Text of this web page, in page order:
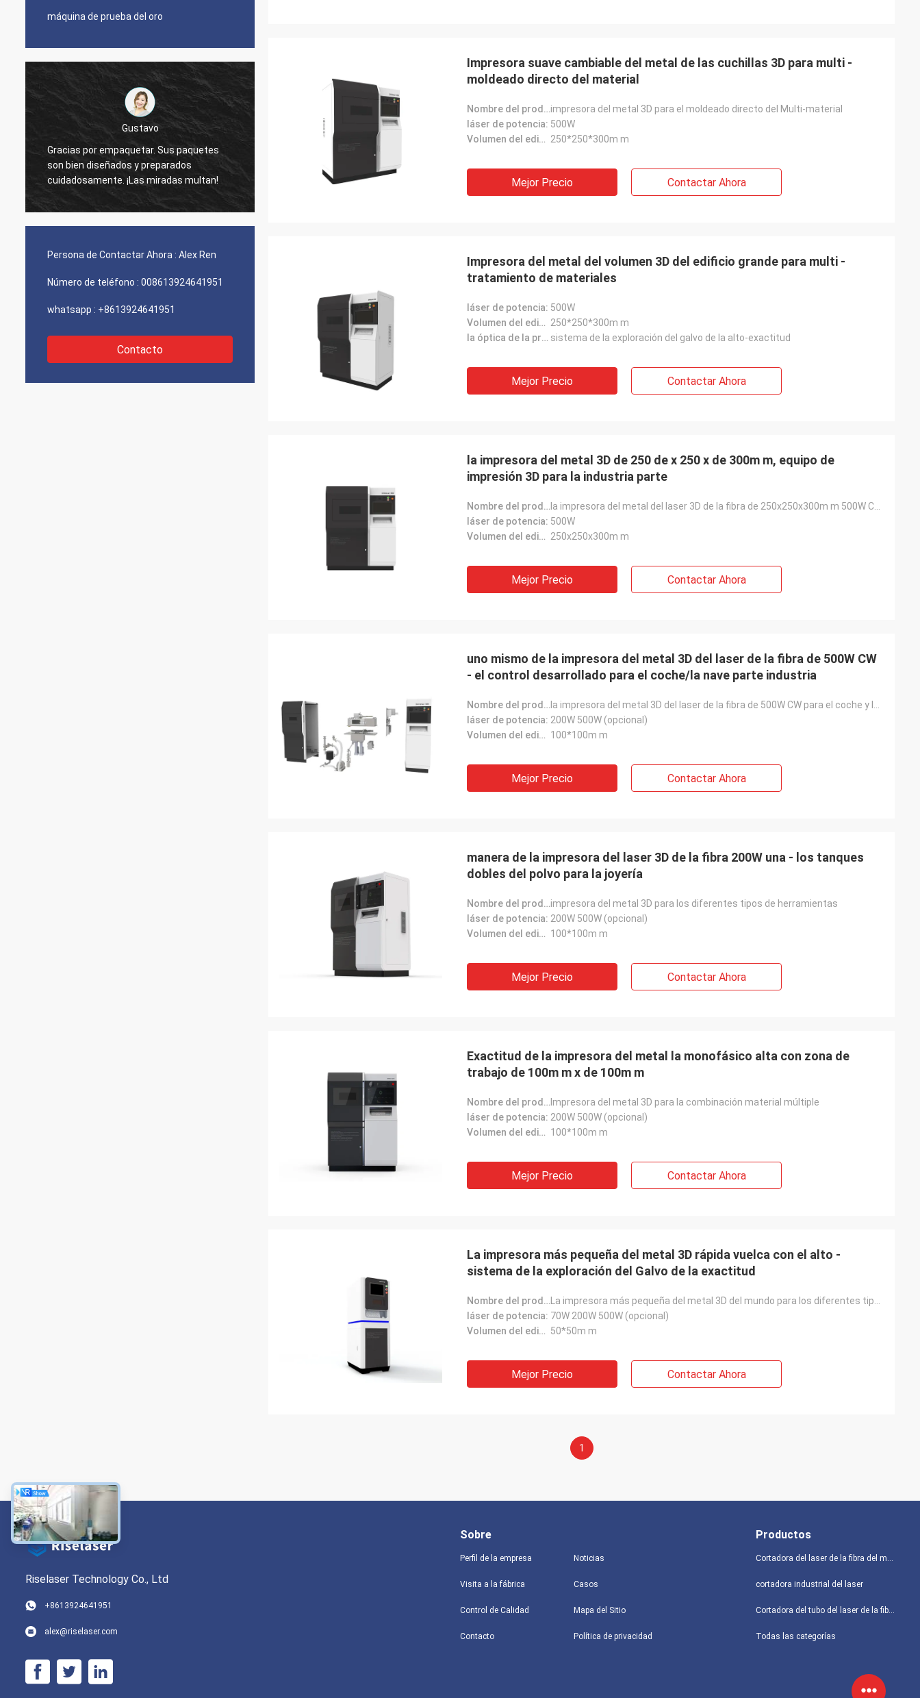
máquina de prueba del oro
Gustavo
Gracias por empaquetar. Sus paquetes
son bien diseñados y preparados
cuidadosamente. ¡Las miradas multan!
Vencedor
citaba a alrededor 5 personas sobre
fuente de laser. Había ofertas más
baratas pero le elijo al final. Me gusta su
Stefano
bien. ¡como ella!
cuidadosamente. ¡Las miradas multan!
Persona de Contactar Ahora : Alex Ren
Número de teléfono : 008613924641951
whatsapp : +8613924641951
Contacto
Impresora suave cambiable del metal de las cuchillas 3D para multi -
moldeado directo del material
Nombre del producto:impresora del metal 3D para el moldeado directo del Multi-material
láser de potencia: 500W
Volumen del edificio: 250*250*300m m
Mejor Precio Contactar Ahora
Impresora del metal del volumen 3D del edificio grande para multi -
tratamiento de materiales
láser de potencia: 500W
Volumen del edificio: 250*250*300m m
la óptica de la precisión: sistema de la exploración del galvo de la alto-exactitud
Mejor Precio Contactar Ahora
la impresora del metal 3D de 250 de x 250 x de 300m m, equipo de
impresión 3D para la industria parte
Nombre del producto:
láser de potencia: 500W
Volumen del edificio: 250x250x300m m
Mejor Precio Contactar Ahora
uno mismo de la impresora del metal 3D del laser de la fibra de 500W CW
- el control desarrollado para el coche/la nave parte industria
Nombre del producto:
láser de potencia: 200W 500W (opcional)
Volumen del edificio: 100*100m m
Mejor Precio Contactar Ahora
manera de la impresora del laser 3D de la fibra 200W una - los tanques
dobles del polvo para la joyería
Nombre del producto:impresora del metal 3D para los diferentes tipos de herramientas
láser de potencia: 200W 500W (opcional)
Volumen del edificio: 100*100m m
Mejor Precio Contactar Ahora
Exactitud de la impresora del metal la monofásico alta con zona de
trabajo de 100m m x de 100m m
Nombre del producto: Impresora del metal 3D para la combinación material múltiple
láser de potencia: 200W 500W (opcional)
Volumen del edificio: 100*100m m
Mejor Precio Contactar Ahora
La impresora más pequeña del metal 3D rápida vuelca con el alto -
sistema de la exploración del Galvo de la exactitud
Nombre del producto:
láser de potencia: 70W 200W 500W (opcional)
Volumen del edificio: 50*50m m
Mejor Precio Contactar Ahora
1
Riselaser Technology Co., Ltd
+8613924641951
alex@riselaser.com
Sobre
Perfil de la empresa
Visita a la fábrica
Control de Calidad
Contacto
Noticias
Casos
Mapa del Sitio
Política de privacidad
Productos
Cortadora del laser de la fibra del metal
cortadora industrial del laser
Cortadora del tubo del laser de la fibra
Todas las categorías